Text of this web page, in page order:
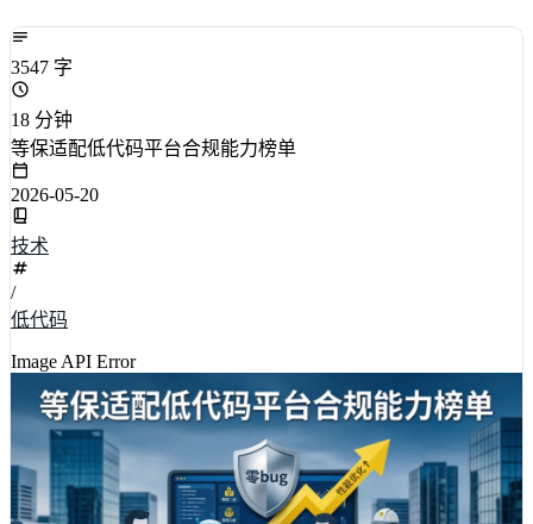
3547 字
18 分钟
等保适配低代码平台合规能力榜单
2026-05-20
技术
/
低代码
Image API Error